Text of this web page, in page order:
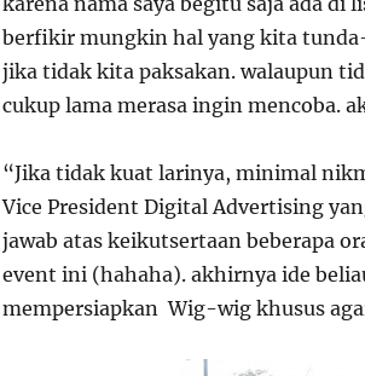
berfikir mungkin hal yang kita
jika tidak kita paksakan. walaupun
cukup lama merasa ingin mencoba.
“Jika tidak kuat larinya, minimal
Vice President Digital Advertising
jawab atas keikutsertaan beberapa
event ini (hahaha). akhirnya ide
mempersiapkan Wig-wig khusus